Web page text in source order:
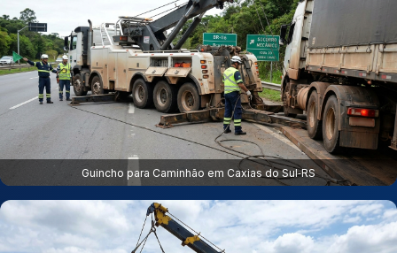
Guincho para Caminhão em Caxias do Sul‑RS